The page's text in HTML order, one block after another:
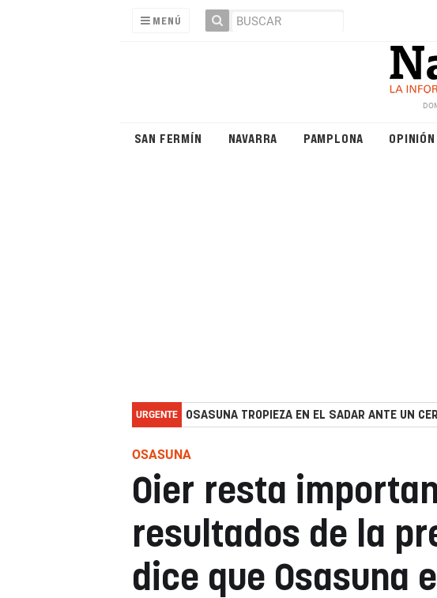
MENÚ
SAN FERMÍN NAVARRA PAMPLONA OPINIÓN
URGENTE OSASUNA TROPIEZA EN EL SADAR ANTE UN
OSASUNA
Oier resta
resultados de la
dice que Osasuna